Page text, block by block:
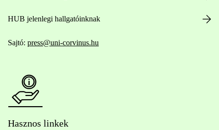
HUB jelenlegi hallgatóinknak
Sajtó: press@uni-corvinus.hu
Hasznos linkek